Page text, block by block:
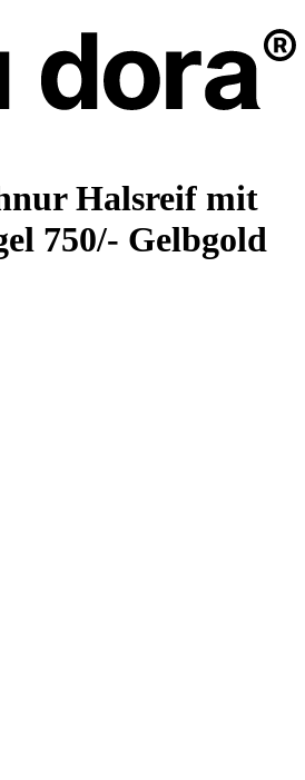
Halsreif mit
750/- Gelbgold